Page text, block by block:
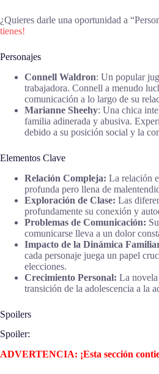
¿Quieres darle una oportunidad a
tienes!
Personajes
Connell Waldron: Un popular
trabajadora. Connell a menudo
comunicación a lo largo de su
Marianne Sheehy: Una chica
familia adinerada y abusiva.
debido a su posición social y la
Elementos Clave
Relación Compleja: La relación
profunda pero llena de
Exploración de Clase: Las
profundamente su conexión y
Problemas de Comunicación:
comunicarse lleva a un dolor
Impacto de la Dinámica
cada personaje juega un papel
elecciones.
Crecimiento Personal: La novela
transición de la adolescencia a la
Spoilers
Spoiler:
ADVERTENCIA: ¡Esta sección